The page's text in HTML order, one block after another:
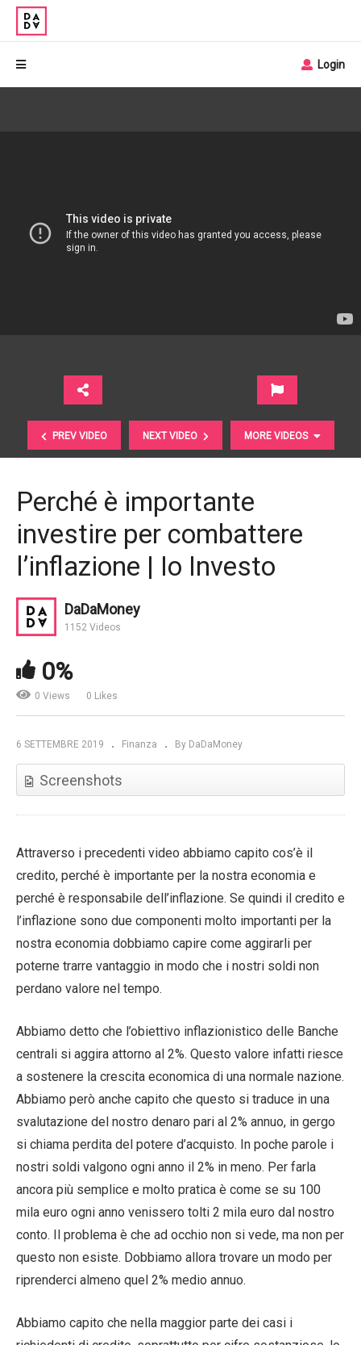
Login
PREV VIDEO NEXT VIDEO MORE VIDEOS
Due opportunità nella sanità per chi è interessato ai
Perché è importante
investire per combattere
l’inflazione | Io Investo
DaDaMoney
1152 Videos
0%
0 Views 0 Likes
6 SETTEMBRE 2019 Finanza By DaDaMoney
Screenshots
Attraverso i precedenti video abbiamo capito cos’è il
credito, perché è importante per la nostra economia e
perché è responsabile dell’inflazione. Se quindi il credito e
l’inflazione sono due componenti molto importanti per la
nostra economia dobbiamo capire come aggirarli per
poterne trarre vantaggio in modo che i nostri soldi non
perdano valore nel tempo.
Abbiamo detto che l’obiettivo inflazionistico delle Banche
centrali si aggira attorno al 2%. Questo valore infatti riesce
a sostenere la crescita economica di una normale nazione.
Abbiamo però anche capito che questo si traduce in una
svalutazione del nostro denaro pari al 2% annuo, in gergo
si chiama perdita del potere d’acquisto. In poche parole i
nostri soldi valgono ogni anno il 2% in meno. Per farla
ancora più semplice e molto pratica è come se su 100
mila euro ogni anno venissero tolti 2 mila euro dal nostro
conto. Il problema è che ad occhio non si vede, ma non per
questo non esiste. Dobbiamo allora trovare un modo per
riprenderci almeno quel 2% medio annuo.
Abbiamo capito che nella maggior parte dei casi i